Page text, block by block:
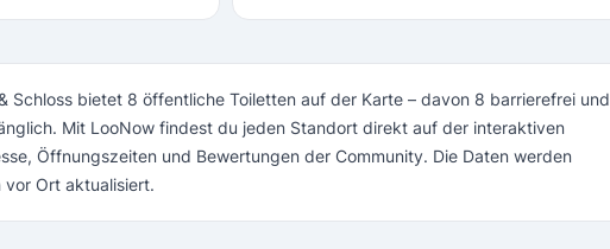
Schloss bietet 8 öffentliche Toiletten auf der Karte – davon 8 barrierefrei und
Mit LooNow findest du jeden Standort direkt auf der interaktiven
Öffnungszeiten und Bewertungen der Community. Die Daten werden
Ort aktualisiert.